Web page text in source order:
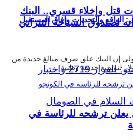
الواقع والتحديات وآفاق المستقبل
قتل وإخلاء قسري.. البنك
لصندوق السياحة التنزاني
إن البنك علق صرف مبالغ جديدة من
يعلن ترشحه للرئاسة في